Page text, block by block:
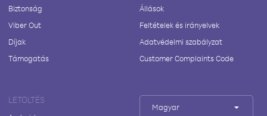
Biztonság
Viber Out
Díjak
Támogatás
Állások
Feltételek és irányelvek
Adatvédelmi szabályzat
Customer Complaints Code
LETÖLTÉS
Magyar